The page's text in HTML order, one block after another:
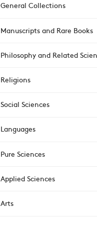
General Collections
Manuscripts and Rare Books
Philosophy and Related
Religions
Social Sciences
Languages
Pure Sciences
Applied Sciences
Arts